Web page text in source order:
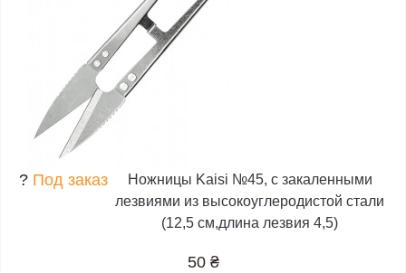
? Под заказ
Ножницы Kaisi №45, с закаленными
лезвиями из высокоуглеродистой стали
(12,5 см,длина лезвия 4,5)
50 ₴